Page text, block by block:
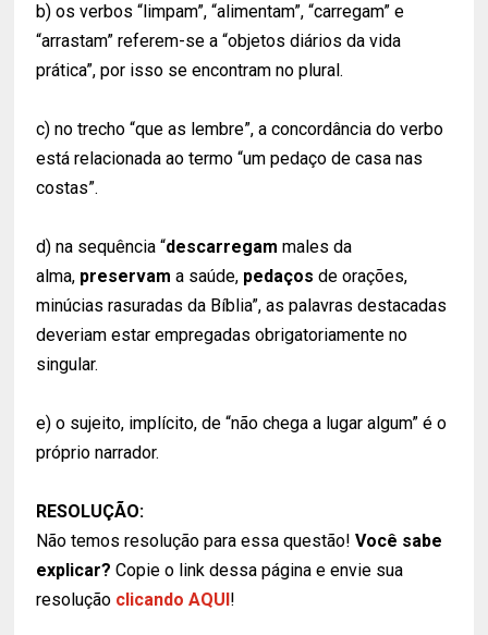
b) os verbos “limpam”, “alimentam”, “carregam” e
“arrastam” referem-se a “objetos diários da vida
prática”, por isso se encontram no plural.
c) no trecho “que as lembre”, a concordância do verbo
está relacionada ao termo “um pedaço de casa nas
costas”.
d) na sequência “descarregam males da
alma, preservam a saúde, pedaços de orações,
minúcias rasuradas da Bíblia”, as palavras destacadas
deveriam estar empregadas obrigatoriamente no
singular.
e) o sujeito, implícito, de “não chega a lugar algum” é o
próprio narrador.
RESOLUÇÃO:
Não temos resolução para essa questão!Você sabe
explicar? Copie o link dessa página e envie sua
resolução clicando AQUI!